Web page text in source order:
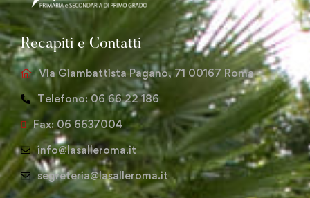
Recapiti e Contatti
Via Giambattista Pagano, 71 00167 Roma
Telefono: 06 66 22 186
Fax: 06 6637004
info@lasalleroma.it
segreteria@lasalleroma.it